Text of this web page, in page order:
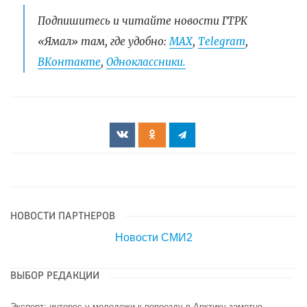
Подпишитесь и читайте новости ГТРК
«Ямал» там, где удобно: МАХ, Telegram,
ВКонтакте, Одноклассники.
НОВОСТИ ПАРТНЕРОВ
Новости СМИ2
ВЫБОР РЕДАКЦИИ